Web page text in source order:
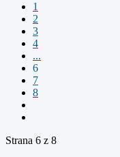
1
2
3
4
...
6
7
8
Strana 6 z 8